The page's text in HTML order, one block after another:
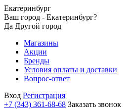
Екатеринбург
Ваш город - Екатеринбург?
Да Другой город
Магазины
Акции
Бренды
Условия оплаты и доставки
Вопрос-ответ
Вход Регистрация
+7 (343) 361-68-68 Заказать звонок